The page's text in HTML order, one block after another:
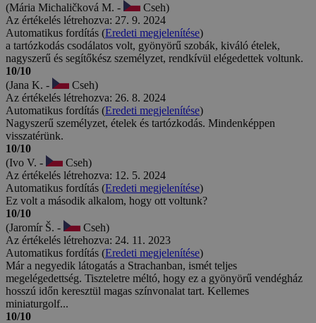
(Mária Michaličková M. -
Cseh)
Az értékelés létrehozva: 27. 9. 2024
Automatikus fordítás (Eredeti megjelenítése)
a tartózkodás csodálatos volt, gyönyörű szobák, kiváló ételek,
nagyszerű és segítőkész személyzet, rendkívül elégedettek voltunk.
10/10
(Jana K. -
Cseh)
Az értékelés létrehozva: 26. 8. 2024
Automatikus fordítás (Eredeti megjelenítése)
Nagyszerű személyzet, ételek és tartózkodás. Mindenképpen
visszatérünk.
10/10
(Ivo V. -
Cseh)
Az értékelés létrehozva: 12. 5. 2024
Automatikus fordítás (Eredeti megjelenítése)
Ez volt a második alkalom, hogy ott voltunk?
10/10
(Jaromír Š. -
Cseh)
Az értékelés létrehozva: 24. 11. 2023
Automatikus fordítás (Eredeti megjelenítése)
Már a negyedik látogatás a Strachanban, ismét teljes
megelégedettség. Tiszteletre méltó, hogy ez a gyönyörű vendégház
hosszú időn keresztül magas színvonalat tart. Kellemes
miniaturgolf...
10/10